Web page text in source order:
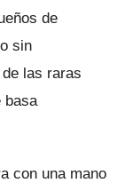
de
sin
las raras
basa
con una mano